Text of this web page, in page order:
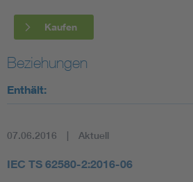
Kaufen
Beziehungen
Enthält:
07.06.2016 Aktuell
IEC TS 62580-2:2016-06